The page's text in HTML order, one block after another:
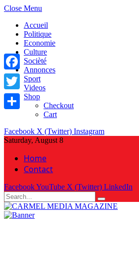
Close Menu
Accueil
Politique
Economie
Culture
Socièté
Annonces
Sport
Videos
Shop
Checkout
Cart
Facebook X (Twitter) Instagram
Saturday, August 8
Home
Contact
FacebookYouTube X (Twitter) LinkedIn
Facebook
Twitter